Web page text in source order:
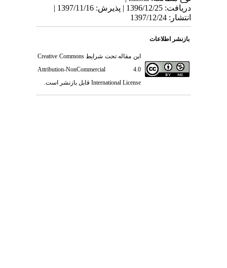
دریافت: 1396/12/25 | پذیرش: 1397/11/16 |
انتشار: 1397/12/24
بازنشر اطلاعات
این مقاله تحت شرایطCreative Commons
Attribution-NonCommercial 4.0
International License قابل بازنشر است.